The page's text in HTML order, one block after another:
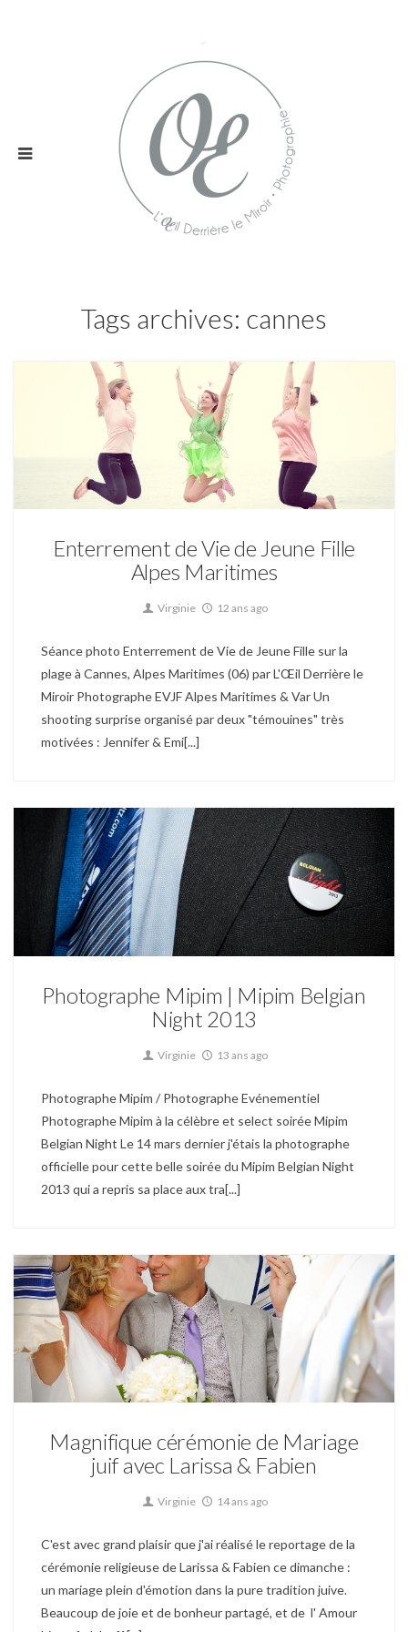
Tags archives: cannes
Enterrement de Vie de Jeune Fille
Enterrement de Vie de Jeune Fille
Alpes Maritimes
Virginie 12 ans ago
Séance photo Enterrement de Vie de Jeune Fille sur la
plage à Cannes, Alpes Maritimes (06) par L'Œil Derrière le
Miroir Photographe EVJF Alpes Maritimes & Var Un
shooting surprise organisé par deux "témouines" très
motivées : Jennifer & Emi[...]
Evénementiel / Corporate
Photographe Mipim | Mipim Belgian
Night 2013
Virginie 13 ans ago
Photographe Mipim / Photographe Evénementiel
Photographe Mipim à la célèbre et select soirée Mipim
Belgian Night Le 14 mars dernier j'étais la photographe
officielle pour cette belle soirée du Mipim Belgian Night
2013 qui a repris sa place aux tra[...]
Mariage
Magnifique cérémonie de Mariage
juif avec Larissa & Fabien
Virginie 14 ans ago
C'est avec grand plaisir que j'ai réalisé le reportage de la
cérémonie religieuse de Larissa & Fabien ce dimanche :
un mariage plein d'émotion dans la pure tradition juive.
Beaucoup de joie et de bonheur partagé, et de l' Amour